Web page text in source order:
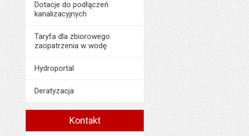
Dotacje do podłączeń
kanalizacyjnych
Taryfa dla zbiorowego
zaopatrzenia w wodę
Hydroportal
Deratyzacja
Kontakt